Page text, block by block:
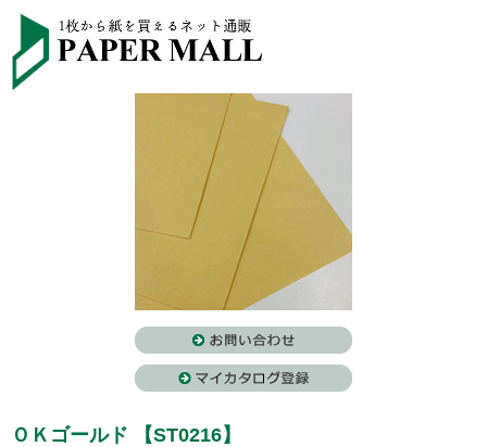
ＯＫゴールド 【ST0216】